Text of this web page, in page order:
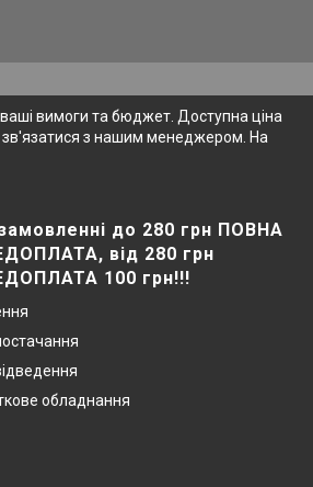
ваші вимоги та бюджет. Доступна ціна
зв'язатися з нашим менеджером. На
до 280 грн ПОВНА
від 280 грн
100 грн!!!
обладнання